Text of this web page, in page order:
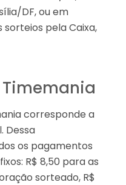
DF, ou em
pela Caixa,
corresponde a
Dessa
os pagamentos
R$ 8,50 para as
sorteado, R$